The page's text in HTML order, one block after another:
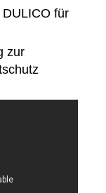
für
zur